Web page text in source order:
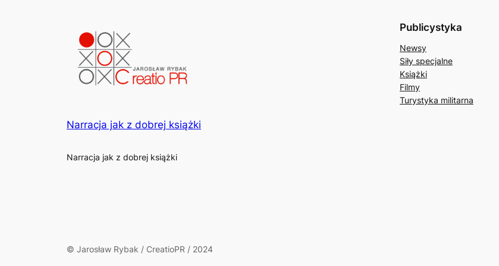
Narracja jak z dobrej książki
Narracja jak z dobrej książki
Publicystyka
Newsy
Siły specjalne
Książki
Filmy
Turystyka militarna
© Jarosław Rybak / CreatioPR / 2024